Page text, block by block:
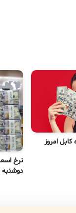
نرخ
دوشنبه
امروز